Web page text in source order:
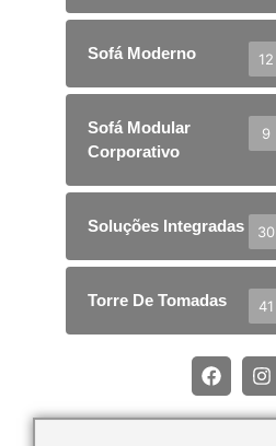
Sofá Moderno 12
Sofá Modular
Corporativo
9
Soluções Integradas 30
Torre De Tomadas 41